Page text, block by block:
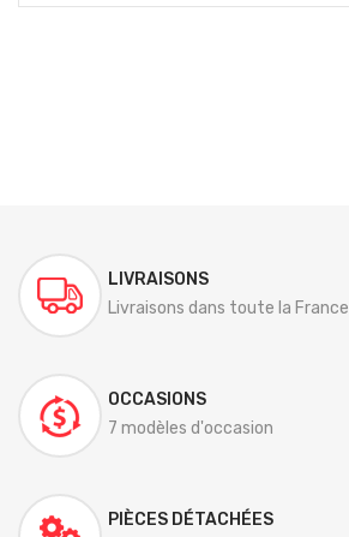
LIVRAISONS
Livraisons dans toute la France
OCCASIONS
7 modèles d'occasion
PIÈCES DÉTACHÉES